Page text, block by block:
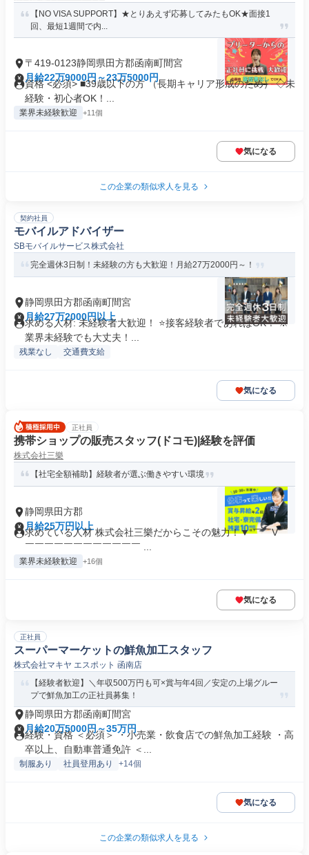
【NO VISA SUPPORT】★とりあえず応募してみたもOK★面接1
回、最短1週間で内...
〒419-0123静岡県田方郡函南町間宮
月給22万9000円～23万5000円
資格 <必須> ■39歳以下の方 （長期キャリア形成のため） ◇未
経験・初心者OK！...
業界未経験歓迎 +11個
気になる
この企業の類似求人を見る
契約社員
モバイルアドバイザー
SBモバイルサービス株式会社
完全週休3日制！未経験の方も大歓迎！月給27万2000円～！
静岡県田方郡函南町間宮
月給27万2000円以上
求める人材: 未経験者大歓迎！ ⭐接客経験者であればOK！ ※
業界未経験でも大丈夫！...
残業なし 交通費支給
気になる
正社員
携帯ショップの販売スタッフ(ドコモ)|経験を評価
株式会社三樂
【社宅全額補助】経験者が選ぶ働きやすい環境
静岡県田方郡
月給25万円以上
求めている人材 株式会社三樂だからこその魅力！▼ ￣￣V￣
￣￣￣￣￣￣￣￣￣￣￣￣ ...
業界未経験歓迎 +16個
気になる
正社員
スーパーマーケットの鮮魚加工スタッフ
株式会社マキヤ エスポット 函南店
【経験者歓迎】＼年収500万円も可×賞与年4回／安定の上場グルー
プで鮮魚加工の正社員募集！
静岡県田方郡函南町間宮
月給20万5000円～35万円
経験・資格 ＜必須＞ ・小売業・飲食店での鮮魚加工経験 ・高
卒以上、自動車普通免許 ＜...
制服あり 社員登用あり +14個
気になる
この企業の類似求人を見る